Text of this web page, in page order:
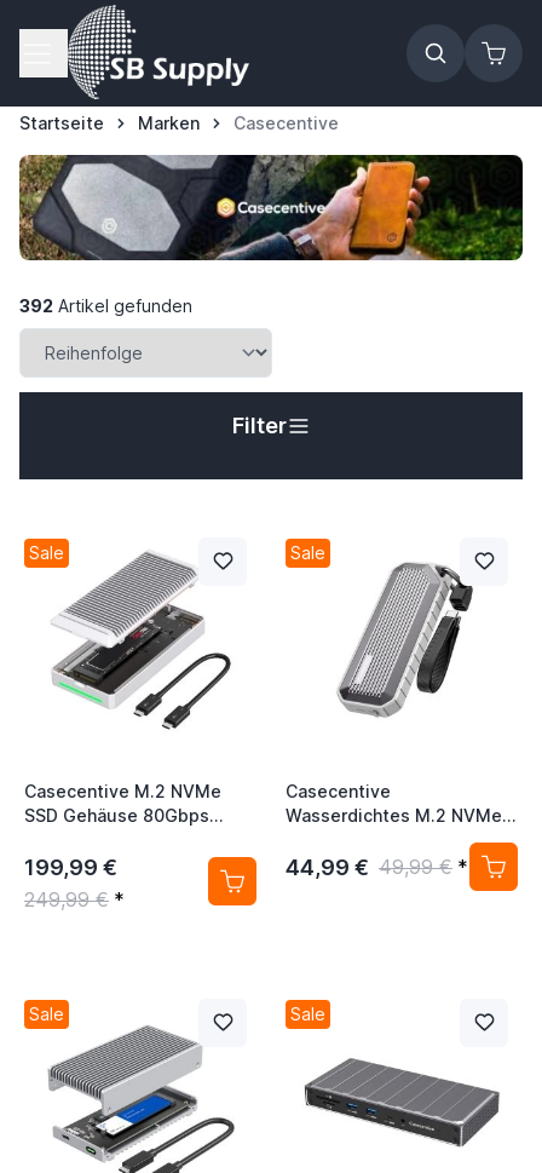
Zum Inhalt springen
Startseite Marken Casecentive
392 Artikel gefunden
Filter
Sale
Casecentive M.2 NVMe
SSD Gehäuse 80Gbps
199,99 €
249,99 € *
Sale
Casecentive
Wasserdichtes M.2 NVMe
SSD-Gehäuse 10 Gbps
Grau
44,99 € 49,99 € *
Sale Sale